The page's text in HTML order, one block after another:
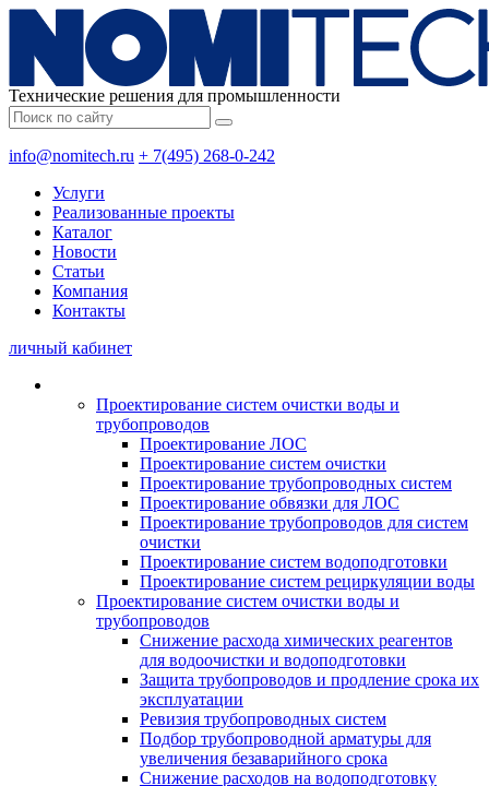
Технические решения для промышленности
info@nomitech.ru + 7(495) 268-0-242
Услуги
Реализованные проекты
Каталог
Новости
Статьи
Компания
Контакты
личный кабинет
Проектирование систем очистки воды и
трубопроводов
Проектирование ЛОС
Проектирование систем очистки
Проектирование трубопроводных систем
Проектирование обвязки для ЛОС
Проектирование трубопроводов для систем
очистки
Проектирование систем водоподготовки
Проектирование систем рециркуляции воды
Проектирование систем очистки воды и
трубопроводов
Снижение расхода химических реагентов
для водоочистки и водоподготовки
Защита трубопроводов и продление срока их
эксплуатации
Ревизия трубопроводных систем
Подбор трубопроводной арматуры для
увеличения безаварийного срока
Снижение расходов на водоподготовку